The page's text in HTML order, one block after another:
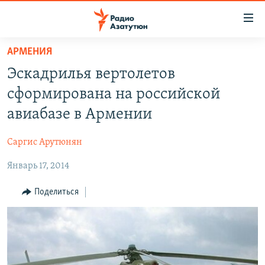
Перейти
основному
содержанию
Перейти
основной
навигации
Перейти
поиску
НОВОСТИ
ПОЛИТИКА
ЭКОНОМИКА
РЕГИОН
НАГОРНЫЙ КАРАБАХ
КУЛЬТУРА
СПОРТ
АРХИВ
АРМЕНИЯ
Эскадрилья вертолетов
сформирована на российской
авиабазе в Армении
Саргис Арутюнян
Январь 17, 2014
Поделиться